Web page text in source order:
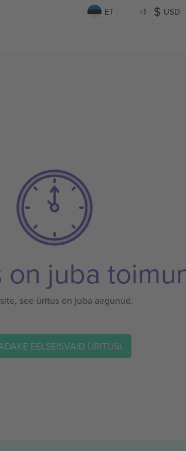
ET +1 USD
on juba
see üritus on juba aegunud.
EELSEISVAID ÜRITUSI.